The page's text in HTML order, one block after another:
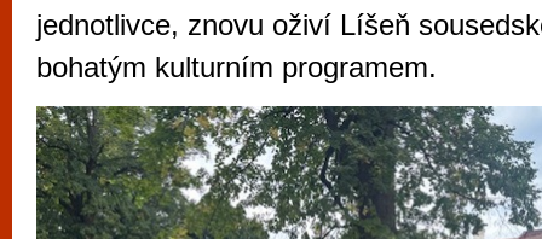
jednotlivce, znovu oživí Líšeň
bohatým kulturním programem.